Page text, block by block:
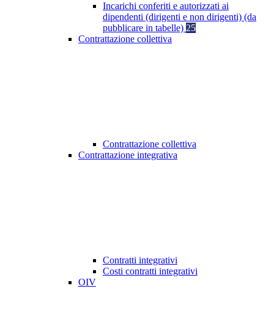
Incarichi conferiti e autorizzati ai
dipendenti (dirigenti e non dirigenti) (da
pubblicare in tabelle) 25
Contrattazione collettiva
Contrattazione collettiva
Contrattazione integrativa
Contratti integrativi
Costi contratti integrativi
OIV